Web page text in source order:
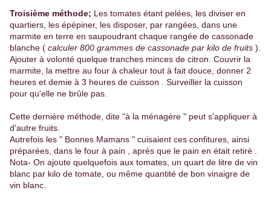
Troisième méthode; Les tomates étant pelées, les diviser en
quartiers, les épépiner, les disposer, par rangées, dans une
marmite en terre en saupoudrant chaque rangée de cassonade
blanche ( calculer 800 grammes de cassonade par kilo de fruits ).
Ajouter à volonté quelque tranches minces de citron. Couvrir la
marmite, la mettre au four à chaleur tout à fait douce, donner 2
heures et demie à 3 heures de cuisson . Surveiller la cuisson
pour qu'elle ne brûle pas.
Cette dernière méthode, dite "à la ménagère " peut s'appliquer à
d'autre fruits.
Autrefois les " Bonnes Mamans " cuisaient ces confitures, ainsi
préparées, dans le four à pain , après que le pain en était retiré .
Nota- On ajoute quelquefois aux tomates, un quart de litre de vin
blanc par kilo de tomate, ou même quantité de bon vinaigre de
vin blanc.